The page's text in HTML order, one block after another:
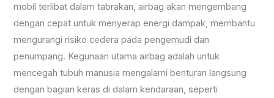
mobil terlibat dalam tabrakan, airbag akan mengembang
dengan cepat untuk menyerap energi dampak, membantu
mengurangi risiko cedera pada pengemudi dan
penumpang. Kegunaan utama airbag adalah untuk
mencegah tubuh manusia mengalami benturan langsung
dengan bagian keras di dalam kendaraan, seperti